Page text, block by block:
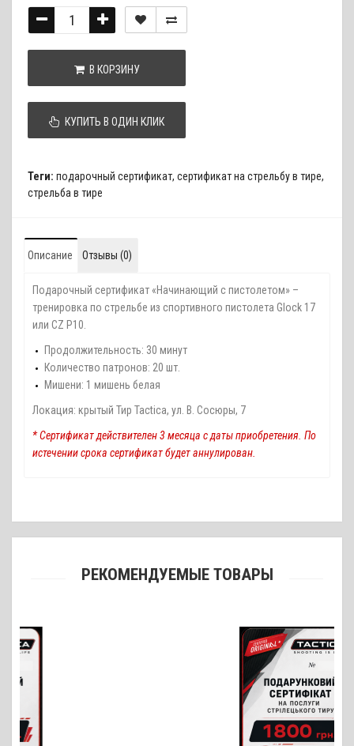
В КОРЗИНУ
КУПИТЬ В ОДИН КЛИК
Теги: подарочный сертификат, сертификат на стрельбу в тире,
стрельба в тире
Описание Отзывы (0)
Подарочный сертификат «Начинающий с пистолетом» –
тренировка по стрельбе из спортивного пистолета Glock 17
или CZ P10.
Продолжительность: 30 минут
Количество патронов: 20 шт.
Мишени: 1 мишень белая
Локация: крытый Тир Tactica, ул. В. Сосюры, 7
* Сертификат действителен 3 месяца с даты приобретения. По
истечении срока сертификат будет аннулирован.
РЕКОМЕНДУЕМЫЕ ТОВАРЫ